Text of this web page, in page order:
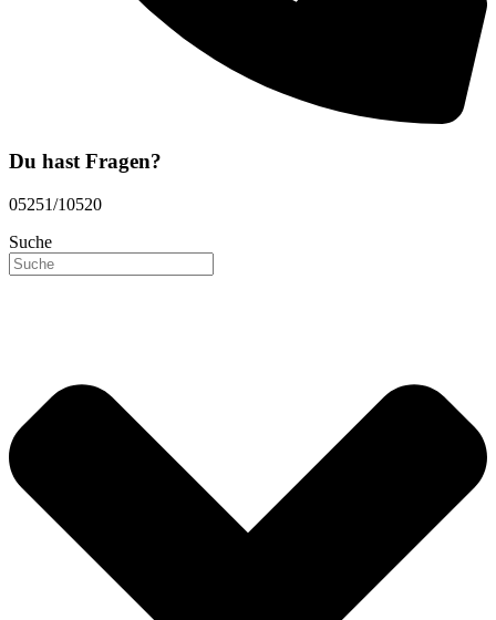
Du hast Fragen?
05251/10520
Suche